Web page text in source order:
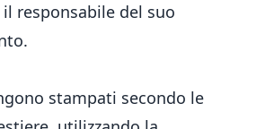
responsabile del suo
stampati secondo le